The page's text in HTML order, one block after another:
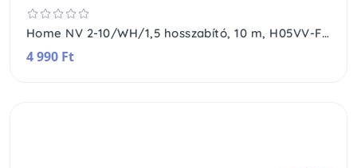
Home NV 2-10/WH/1,5 hosszabító, 10 m, H05VV-F 3G1,5 mm2 kábel, IP 20 kivitel, 250V~/16A/3680W, pipa alakú dugó és egyenes lengő aljzat, fehér színű
4 990 Ft